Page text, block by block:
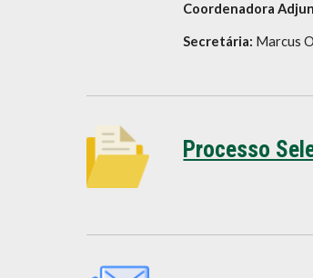
Coordenadora
Secretária: Marcus
Processo